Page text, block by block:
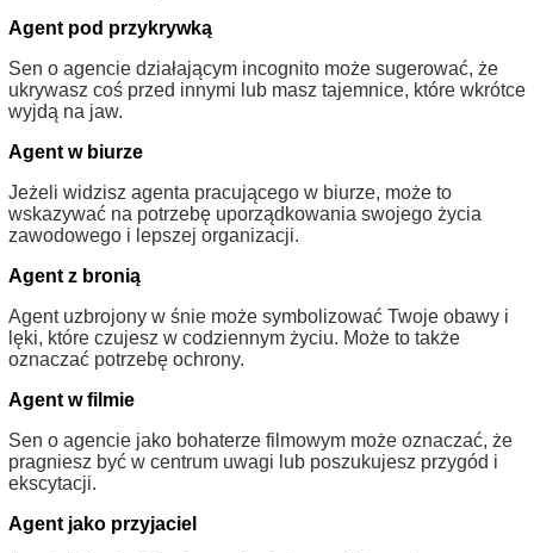
Agent pod przykrywką
Sen o agencie działającym incognito może sugerować, że
ukrywasz coś przed innymi lub masz tajemnice, które wkrótce
wyjdą na jaw.
Agent w biurze
Jeżeli widzisz agenta pracującego w biurze, może to
wskazywać na potrzebę uporządkowania swojego życia
zawodowego i lepszej organizacji.
Agent z bronią
Agent uzbrojony w śnie może symbolizować Twoje obawy i
lęki, które czujesz w codziennym życiu. Może to także
oznaczać potrzebę ochrony.
Agent w filmie
Sen o agencie jako bohaterze filmowym może oznaczać, że
pragniesz być w centrum uwagi lub poszukujesz przygód i
ekscytacji.
Agent jako przyjaciel